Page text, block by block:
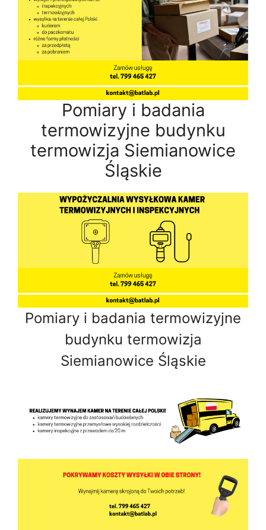
Pomiary i badania
termowizyjne budynku
termowizja Siemianowice
Śląskie
Pomiary i badania termowizyjne
budynku termowizja
Siemianowice Śląskie